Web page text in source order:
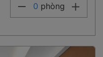
0 phòng